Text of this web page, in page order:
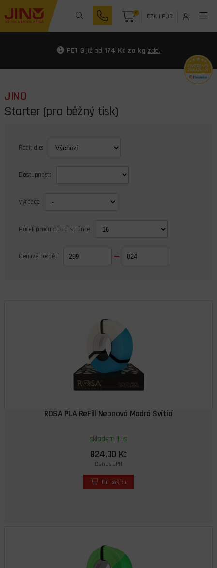
0 CZK| EUR
PET-G již od 174 Kč za kg zde.
JINO
Starter (pro běžný tisk)
Řadit dle:
Dostupnost:
Výrobce
Počet produktů na stránce
Cenové rozpětí
ROSA PLA ReFill Neonová Modrá Svítící
skladem 1 ks
824,00 Kč
Cena s DPH
Do košíku